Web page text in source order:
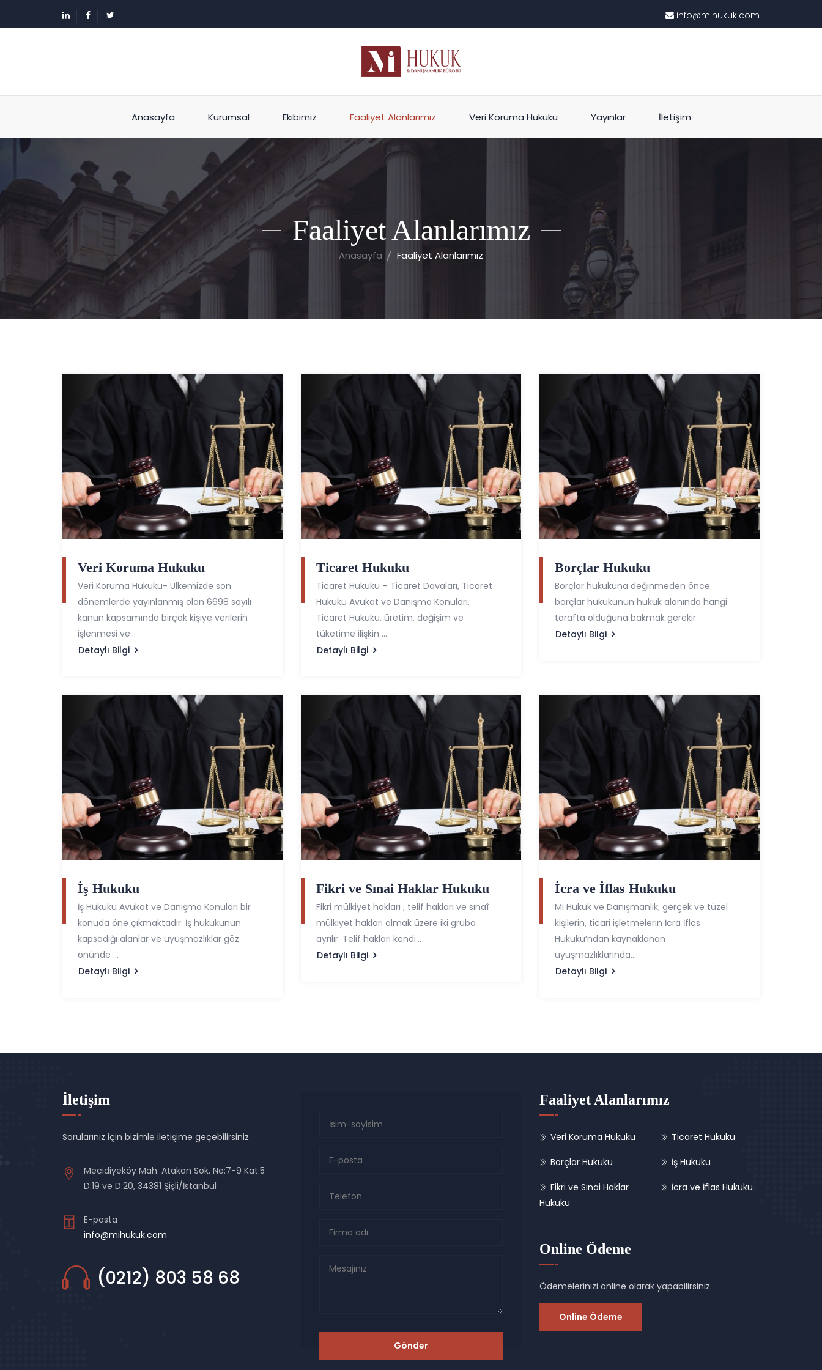
info@mihukuk.com
Anasayfa Kurumsal Ekibimiz Faaliyet Alanlarımız Veri Koruma Hukuku Yayınlar İletişim
Faaliyet Alanlarımız
Anasayfa Faaliyet Alanlarımız
Veri Koruma Hukuku
Veri Koruma Hukuku- Ülkemizde son
dönemlerde yayınlanmış olan 6698 sayılı
kanun kapsamında birçok kişiye verilerin
işlenmesi ve...
Detaylı Bilgi
Ticaret Hukuku
Ticaret Hukuku – Ticaret Davaları, Ticaret
Hukuku Avukat ve Danışma Konuları.
Ticaret Hukuku, üretim, değişim ve
tüketime ilişkin …
Detaylı Bilgi
Borçlar Hukuku
Borçlar hukukuna değinmeden önce
borçlar hukukunun hukuk alanında hangi
tarafta olduğuna bakmak gerekir.
Detaylı Bilgi
İş Hukuku
İş Hukuku Avukat ve Danışma Konuları bir
konuda öne çıkmaktadır. İş hukukunun
kapsadığı alanlar ve uyuşmazlıklar göz
önünde …
Detaylı Bilgi
Fikri ve Sınai Haklar Hukuku
Fikri mülkiyet hakları ; telif hakları ve sınaî
mülkiyet hakları olmak üzere iki gruba
ayrılır. Telif hakları kendi...
Detaylı Bilgi
İcra ve İflas Hukuku
Mi Hukuk ve Danışmanlık; gerçek ve tüzel
kişilerin, ticari işletmelerin İcra İflas
Hukuku’ndan kaynaklanan
uyuşmazlıklarında...
Detaylı Bilgi
İletişim
Sorularınız için bizimle iletişime geçebilirsiniz.
Mecidiyeköy Mah. Atakan Sok. No:7-9 Kat:5
D:19 ve D:20, 34381 Şişli/İstanbul
E-posta
info@mihukuk.com
(0212) 803 58 68
Gönder
Faaliyet Alanlarımız
Veri Koruma Hukuku Ticaret Hukuku
Borçlar Hukuku İş Hukuku
Fikri ve Sınai Haklar
Hukuku
İcra ve İflas Hukuku
Online Ödeme
Ödemelerinizi online olarak yapabilirsiniz.
Online Ödeme